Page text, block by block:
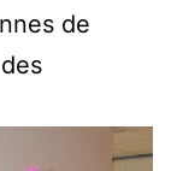
de